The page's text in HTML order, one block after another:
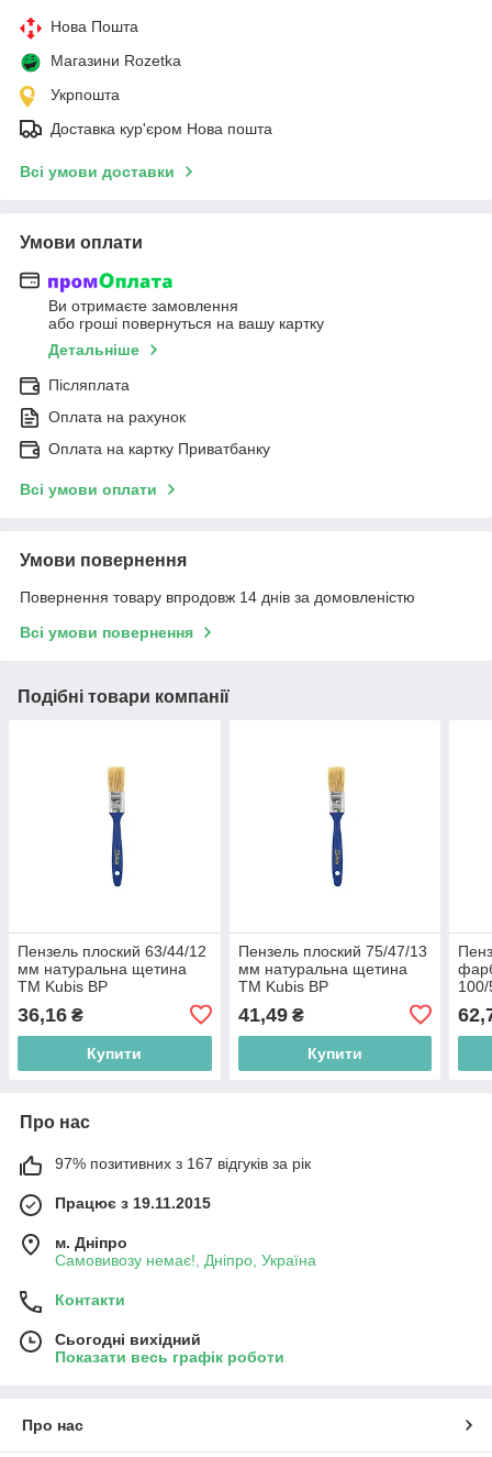
Нова Пошта
Магазини Rozetka
Укрпошта
Доставка кур'єром Нова пошта
Всі умови доставки
Умови оплати
Ви отримаєте замовлення
або гроші повернуться на вашу картку
Детальніше
Післяплата
Оплата на рахунок
Оплата на картку Приватбанку
Всі умови оплати
Умови повернення
Повернення товару впродовж 14 днів за домовленістю
Всі умови повернення
Подібні товари компанії
Пензель плоский 63/44/12
мм натуральна щетина
ТМ Kubis BP
36,16 ₴
Купити
Пензель плоский 75/47/13
мм натуральна щетина
ТМ Kubis BP
41,49₴
Купити
Про нас
97% позитивних з 167 відгуків за рік
Працює з 19.11.2015
м. Дніпро
Самовивозу немає!, Дніпро, Україна
Контакти
Сьогодні вихідний
Показати весь графік роботи
Про нас